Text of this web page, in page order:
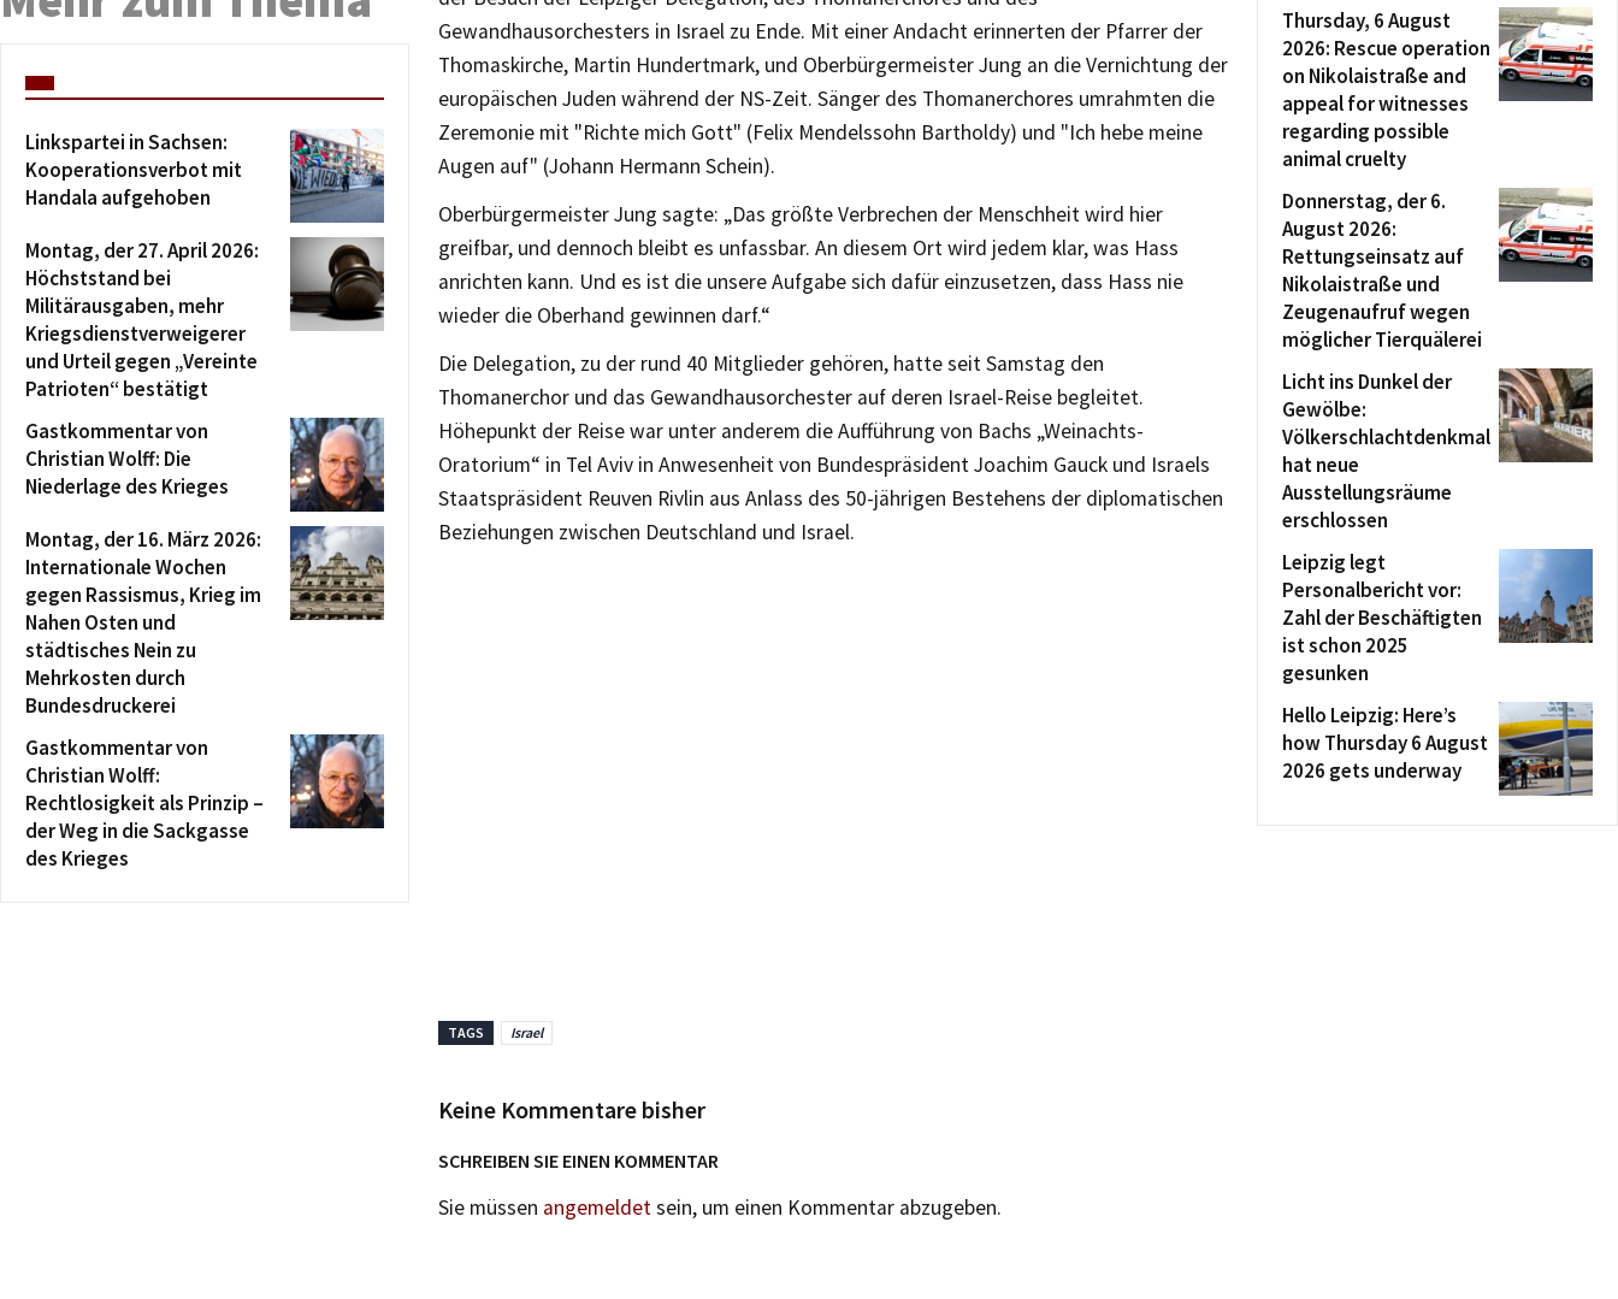
Gewandhausorchesters in Israel zu Ende. Mit einer Andacht erinnerten der Pfarrer der
Thomaskirche, Martin Hundertmark, und Oberbürgermeister Jung an die Vernichtung der
europäischen Juden während der NS-Zeit. Sänger des Thomanerchores umrahmten die
Zeremonie mit "Richte mich Gott" (Felix Mendelssohn Bartholdy) und "Ich hebe meine
Augen auf" (Johann Hermann Schein).
Oberbürgermeister Jung sagte: „Das größte Verbrechen der Menschheit wird hier
greifbar, und dennoch bleibt es unfassbar. An diesem Ort wird jedem klar, was Hass
anrichten kann. Und es ist die unsere Aufgabe sich dafür einzusetzen, dass Hass nie
wieder die Oberhand gewinnen darf.“
Die Delegation, zu der rund 40 Mitglieder gehören, hatte seit Samstag den
Thomanerchor und das Gewandhausorchester auf deren Israel-Reise begleitet.
Höhepunkt der Reise war unter anderem die Aufführung von Bachs „Weinachts-
Oratorium“ in Tel Aviv in Anwesenheit von Bundespräsident Joachim Gauck und Israels
Staatspräsident Reuven Rivlin aus Anlass des 50-jährigen Bestehens der diplomatischen
Beziehungen zwischen Deutschland und Israel.
TAGS Israel
Keine Kommentare bisher
SCHREIBEN SIE EINEN KOMMENTAR
Sie müssen angemeldetsein, um einen Kommentar abzugeben.
Linkspartei in Sachsen:
Kooperationsverbot mit
Handala aufgehoben
Montag, der 27. April 2026:
Höchststand bei
Militärausgaben, mehr
Kriegsdienstverweigerer
und Urteil gegen „Vereinte
Patrioten“ bestätigt
Gastkommentar von
Christian Wolff: Die
Niederlage des Krieges
Montag, der 16. März 2026:
Internationale Wochen
gegen Rassismus, Krieg im
Nahen Osten und
städtisches Nein zu
Mehrkosten durch
Bundesdruckerei
Gastkommentar von
Christian Wolff:
Rechtlosigkeit als Prinzip –
der Weg in die Sackgasse
des Krieges
Thursday, 6 August
2026: Rescue operation
on Nikolaistraße and
appeal for witnesses
regarding possible
animal cruelty
Donnerstag, der 6.
August 2026:
Rettungseinsatz auf
Nikolaistraße und
Zeugenaufruf wegen
möglicher Tierquälerei
Licht ins Dunkel der
Gewölbe:
Völkerschlachtdenkmal
hat neue
Ausstellungsräume
erschlossen
Leipzig legt
Personalbericht vor:
Zahl der Beschäftigten
ist schon 2025
gesunken
Hello Leipzig: Here’s
how Thursday 6 August
2026 gets underway